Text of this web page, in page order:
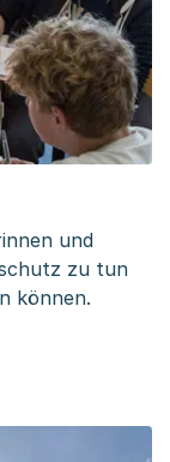
und
zu tun
können.